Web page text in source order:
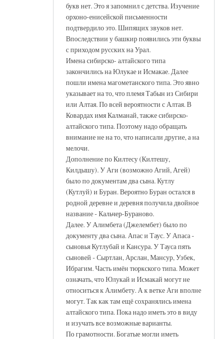
букв нет. Это я запомнил с детства. Изучение
орхоно-енисейской письменности
подтвердило это. Шипящих звуков нет.
Впоследствии у башкир появились эти буквы
с приходом русских на Урал.
Имена сибирско- алтайского типа
закончились на Юлукае и Исмакае. Далее
пошли имена магометанского типа. Это явно
указывает на то, что племя Табын из Сибири
или Алтая. По всей вероятности с Алтая. В
Ковардах имя Калманай, также сибирско-
алтайского типа. Поэтому надо обращать
внимание не на то, что написали другие, а на
мелочи.
Дополнение по Килтесу (Килтешу,
Килдышу). У Аги (возможно Агий, Агей)
было по документам два сына. Кутлу
(Кутлуй) и Буран. Вероятно Буран остался в
родной деревне и деревня получила двойное
название - Кальчер-Бураново.
Далее. У Алимбета (Джелембет) было по
документу два сына. Апас и Таус. У Апаса -
сыновья Кутлубай и Кансура. У Тауса пять
сыновей - Сыртлан, Арслан, Мансур, Узбек,
Ибрагим. Часть имён тюркского типа. Может
означать, что Юлукай и Исмакай могут не
относиться к Алимбету. А к ветке Аги вполне
могут. Так как там ещё сохранялись имена
алтайского типа. Пока надо иметь это в виду
и изучать все возможные варианты.
По грамотности. Богатые могли иметь